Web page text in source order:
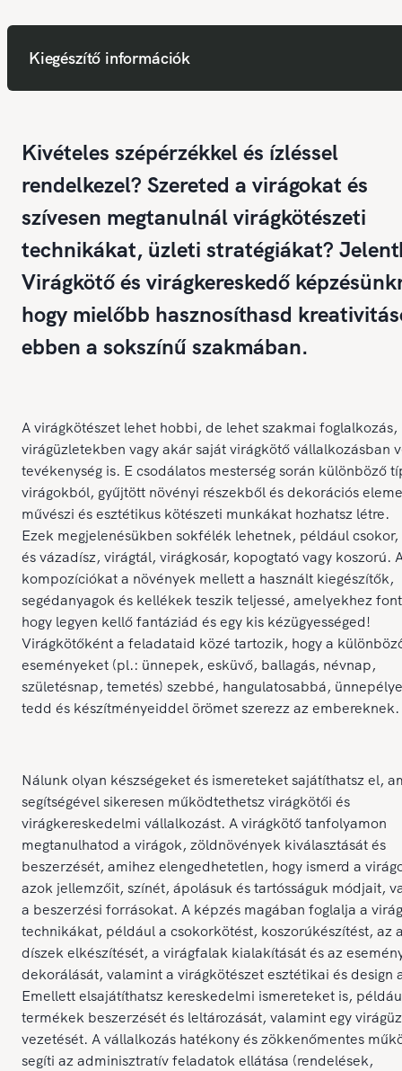
Kiegészítő információk
Kivételes szépérzékkel és ízléssel
rendelkezel? Szereted a virágokat és
szívesen megtanulnál virágkötészeti
technikákat, üzleti stratégiákat?
Virágkötő és virágkereskedő
hogy mielőbb hasznosíthasd
ebben a sokszínű szakmában.
A virágkötészet lehet hobbi, de lehet szakmai foglalkozás,
virágüzletekben vagy akár saját virágkötő vállalkozásban
tevékenység is. E csodálatos mesterség során különböző
virágokból, gyűjtött növényi részekből és dekorációs
művészi és esztétikus kötészeti munkákat hozhatsz létre.
Ezek megjelenésükben sokfélék lehetnek, például
és vázadísz, virágtál, virágkosár, kopogtató vagy koszorú.
kompozíciókat a növények mellett a használt kiegészítők,
segédanyagok és kellékek teszik teljessé, amelyekhez
hogy legyen kellő fantáziád és egy kis kézügyességed!
Virágkötőként a feladataid közé tartozik, hogy a
eseményeket (pl.: ünnepek, esküvő, ballagás, névnap,
születésnap, temetés) szebbé, hangulatosabbá,
tedd és készítményeiddel örömet szerezz az embereknek.
Nálunk olyan készségeket és ismereteket sajátíthatsz el,
segítségével sikeresen működtethetsz virágkötői és
virágkereskedelmi vállalkozást. A virágkötő tanfolyamon
megtanulhatod a virágok, zöldnövények kiválasztását és
beszerzését, amihez elengedhetetlen, hogy ismerd a
azok jellemzőit, színét, ápolásuk és tartósságuk módjait,
a beszerzési forrásokat. A képzés magában foglalja a
technikákat, például a csokorkötést, koszorúkészítést, az
díszek elkészítését, a virágfalak kialakítását és az
dekorálását, valamint a virágkötészet esztétikai és design
Emellett elsajátíthatsz kereskedelmi ismereteket is,
termékek beszerzését és leltározását, valamint egy
vezetését. A vállalkozás hatékony és zökkenőmentes
segíti az adminisztratív feladatok ellátása (rendelések,